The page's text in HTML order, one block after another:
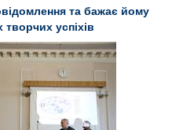
та бажає йому
успіхів